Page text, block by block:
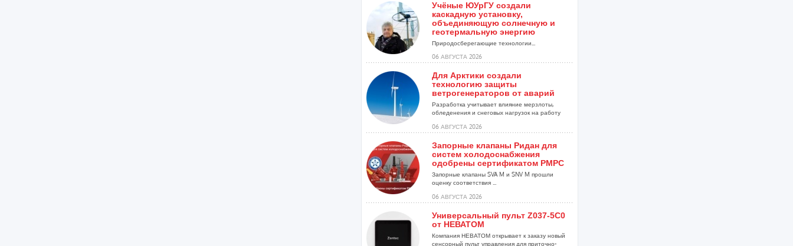
Учёные ЮУрГУ создали
каскадную установку,
объединяющую солнечную и
геотермальную энергию
Природосберегающие технологии...
06 АВГУСТА 2026
Для Арктики создали
технологию защиты
ветрогенераторов от аварий
Разработка учитывает влияние мерзлоты,
обледенения и снеговых нагрузок на работу
06 АВГУСТА 2026
Запорные клапаны Ридан для
систем холодоснабжения
одобрены сертификатом РМРС
Запорные клапаны SVA M и SNV M прошли
оценку соответствия ...
06 АВГУСТА 2026
Универсальный пульт Z037-5C0
от НЕВАТОМ
Компания НЕВАТОМ открывает к заказу новый
сенсорный пульт управления для приточно-